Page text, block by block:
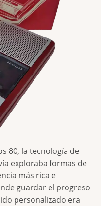
80, la tecnología de
exploraba formas de
más rica e
guardar el progreso
personalizado era